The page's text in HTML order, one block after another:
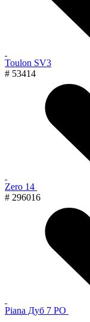
Toulon SV3
# 53414
Zero 14
# 296016
Piana Дуб 7 PO